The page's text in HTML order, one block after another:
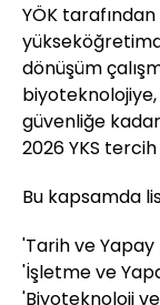
YÖK
dönüşüm
güvenliğe
2026 YKS
Bu kapsamda
'Tarih ve Yapay
'İşletme ve
'Biyoteknoloji